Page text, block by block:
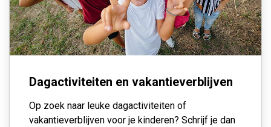
Dagactiviteiten en vakantieverblijven
Op zoek naar leuke dagactiviteiten of
vakantieverblijven voor je kinderen? Schrijf je dan